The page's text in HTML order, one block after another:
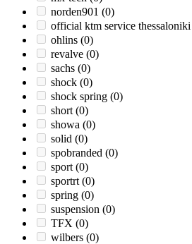
norden901 (0)
official ktm service thessaloniki
ohlins (0)
revalve (0)
sachs (0)
shock (0)
shock spring (0)
short (0)
showa (0)
solid (0)
spobranded (0)
sport (0)
sportrt (0)
spring (0)
suspension (0)
TFX (0)
wilbers (0)